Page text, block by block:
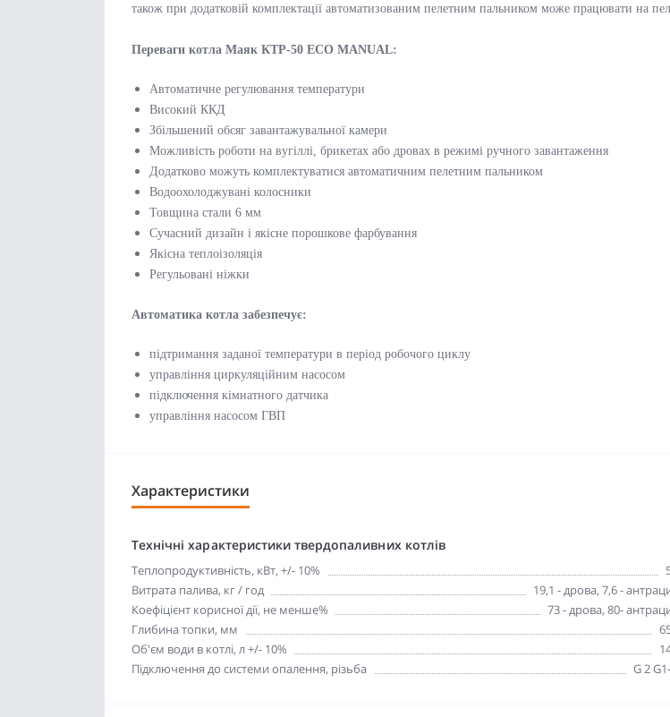
також при додатковій комплектації автоматизованим пелетним пальником може працювати на
Переваги котла Маяк КТР-50 ECO MANUAL:
Автоматичне регулювання температури
Високий ККД
Збільшений обсяг завантажувальної камери
Можливість роботи на вугіллі, брикетах або дровах в режимі ручного завантаження
Додатково можуть комплектуватися автоматичним пелетним пальником
Водоохолоджувані колосники
Товщина стали 6 мм
Сучасний дизайн і якісне порошкове фарбування
Якісна теплоізоляція
Регульовані ніжки
Автоматика котла забезпечує:
підтримання заданої температури в період робочого циклу
управління циркуляційним насосом
підключення кімнатного датчика
управління насосом ГВП
Характеристики
Технічні характеристики твердопаливних котлів
Теплопродуктивність, кВт, +/- 10%
Витрата палива, кг / год
19,1 - дрова, 7,6 -
Коефіцієнт корисної дії, не менше%
73 - дрова, 80-
Глибина топки, мм
Об'єм води в котлі, л +/- 10%
Підключення до системи опалення, різьба
G 2